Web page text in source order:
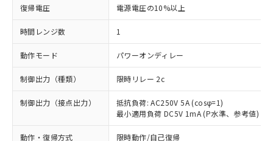
復帰電圧 電源電圧の10%以上
時間レンジ数 1
動作モード パワーオンディレー
制御出力（種類） 限時リレー 2c
制御出力（接点出力）
抵抗負荷: AC250V 5A (cosφ=1)
最小適用負荷 DC5V 1mA (P水準、参考値)
動作・復帰方式 限時動作/自己復帰